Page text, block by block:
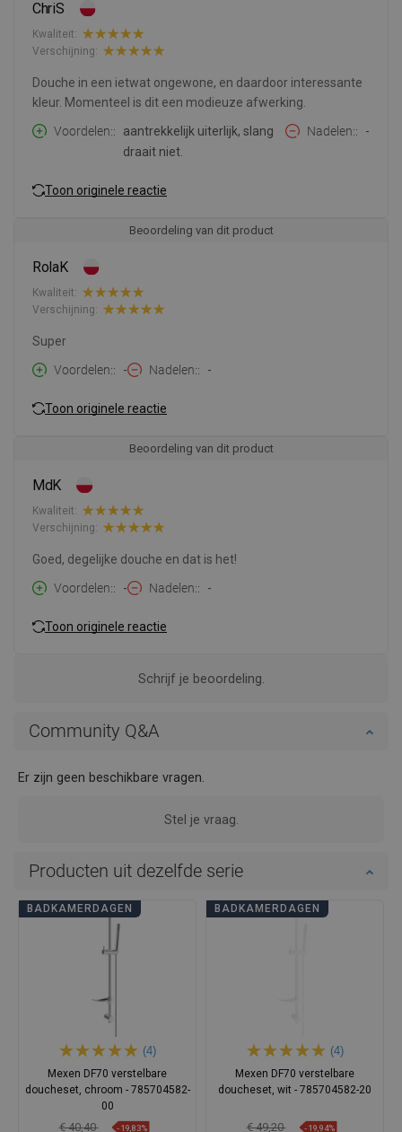
ChriS
Kwaliteit:
Verschijning:
Douche in een ietwat ongewone, en daardoor interessante
kleur. Momenteel is dit een modieuze afwerking.
Voordelen:
aantrekkelijk uiterlijk, slang
draait niet.
Nadelen: -
Toon originele reactie
Beoordeling van dit product
RolaK
Kwaliteit:
Verschijning:
Super
Voordelen:
- Nadelen: -
Toon originele reactie
Beoordeling van dit product
MdK
Kwaliteit:
Verschijning:
Goed, degelijke douche en dat is het!
Voordelen:
- Nadelen: -
Toon originele reactie
Schrijf je beoordeling.
Community Q&A
Er zijn geen beschikbare vragen.
Stel je vraag.
Producten uit dezelfde serie
BADKAMERDAGEN
(4)
Mexen DF70 verstelbare
doucheset, chroom - 785704582-
00
€ 40,40 -19,83%
BADKAMERDAGEN
(4)
Mexen DF70 verstelbare
doucheset, wit - 785704582-20
€ 49,20 -19,94%